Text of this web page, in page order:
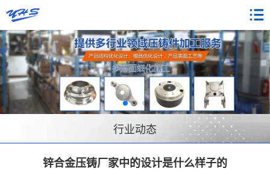
行业动态
锌合金压铸厂家中的设计是什么样子的